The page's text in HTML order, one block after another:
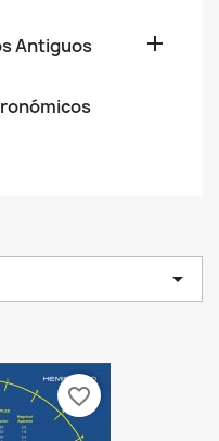
Antiguos 

favorite_border